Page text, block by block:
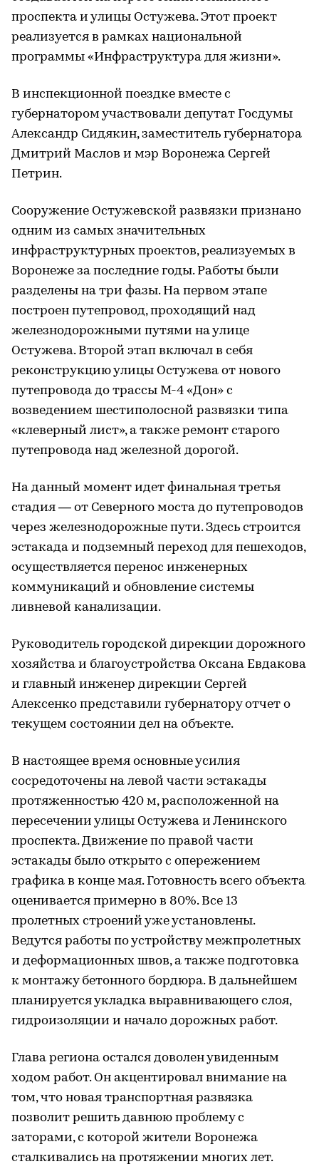
проспекта и улицы Остужева. Этот проект
реализуется в рамках национальной
программы «Инфраструктура для жизни».
В инспекционной поездке вместе с
губернатором участвовали депутат Госдумы
Александр Сидякин, заместитель губернатора
Дмитрий Маслов и мэр Воронежа Сергей
Петрин.
Сооружение Остужевской развязки признано
одним из самых значительных
инфраструктурных проектов, реализуемых в
Воронеже за последние годы. Работы были
разделены на три фазы. На первом этапе
построен путепровод, проходящий над
железнодорожными путями на улице
Остужева. Второй этап включал в себя
реконструкцию улицы Остужева от нового
путепровода до трассы М-4 «Дон» с
возведением шестиполосной развязки типа
«клеверный лист», а также ремонт старого
путепровода над железной дорогой.
На данный момент идет финальная третья
стадия — от Северного моста до путепроводов
через железнодорожные пути. Здесь строится
эстакада и подземный переход для пешеходов,
осуществляется перенос инженерных
коммуникаций и обновление системы
ливневой канализации.
Руководитель городской дирекции дорожного
хозяйства и благоустройства Оксана Евдакова
и главный инженер дирекции Сергей
Алексенко представили губернатору отчет о
текущем состоянии дел на объекте.
В настоящее время основные усилия
сосредоточены на левой части эстакады
протяженностью 420 м, расположенной на
пересечении улицы Остужева и Ленинского
проспекта. Движение по правой части
эстакады было открыто с опережением
графика в конце мая. Готовность всего объекта
оценивается примерно в 80%. Все 13
пролетных строений уже установлены.
Ведутся работы по устройству межпролетных
и деформационных швов, а также подготовка
к монтажу бетонного бордюра. В дальнейшем
планируется укладка выравнивающего слоя,
гидроизоляции и начало дорожных работ.
Глава региона остался доволен увиденным
ходом работ. Он акцентировал внимание на
том, что новая транспортная развязка
позволит решить давнюю проблему с
заторами, с которой жители Воронежа
сталкивались на протяжении многих лет.